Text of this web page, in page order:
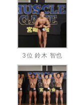
3位 鈴木 智也